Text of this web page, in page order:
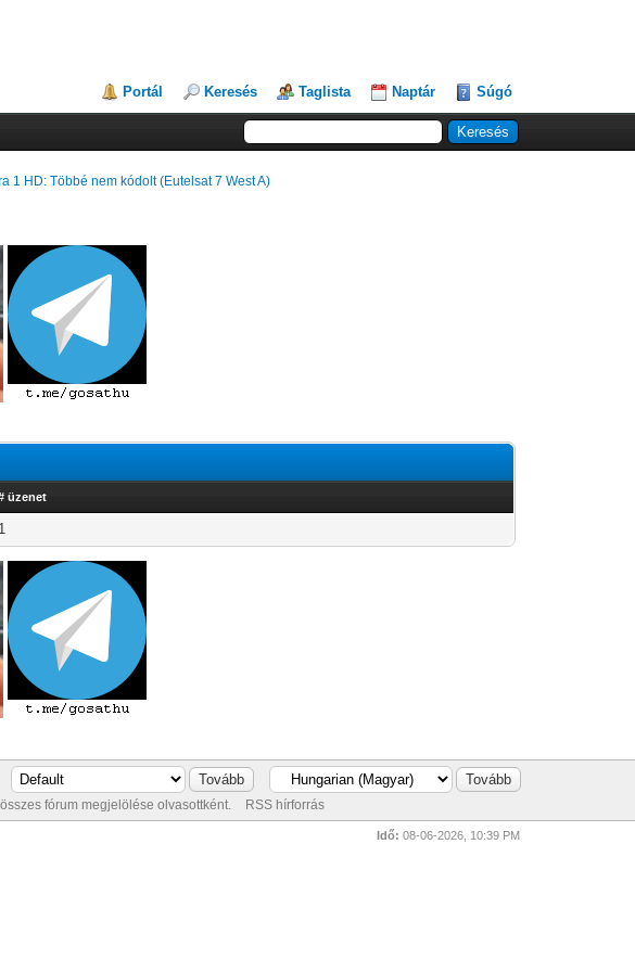
Portál Keresés Taglista Naptár Súgó
1 HD: Többé nem kódolt (Eutelsat 7 West A)
üzenet
1
fórum megjelölése olvasottként. RSS hírforrás
Idő: 08-06-2026, 10:39 PM